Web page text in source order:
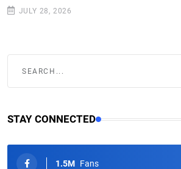
JULY 28, 2026
STAY CONNECTED
1.5M Fans